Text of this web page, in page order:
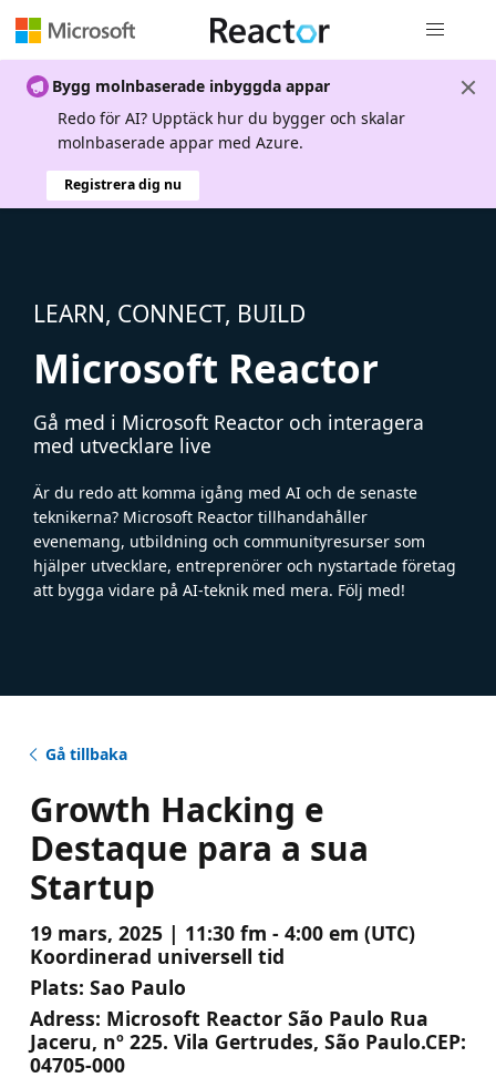
Bygg molnbaserade inbyggda appar
Redo för AI? Upptäck hur du bygger och skalar
molnbaserade appar med Azure.
Registrera dig nu
LEARN, CONNECT, BUILD
Microsoft Reactor
Gå med i Microsoft Reactor och interagera
med utvecklare live
Är du redo att komma igång med AI och de senaste
teknikerna? Microsoft Reactor tillhandahåller
evenemang, utbildning och communityresurser som
hjälper utvecklare, entreprenörer och nystartade företag
att bygga vidare på AI-teknik med mera. Följ med!
Gå tillbaka
Growth Hacking e
Destaque para a sua
Startup
19 mars, 2025 | 11:30 fm - 4:00 em (UTC)
Koordinerad universell tid
Plats: Sao Paulo
Adress: Microsoft Reactor São Paulo Rua
Jaceru, nº 225. Vila Gertrudes, São Paulo.CEP:
04705-000